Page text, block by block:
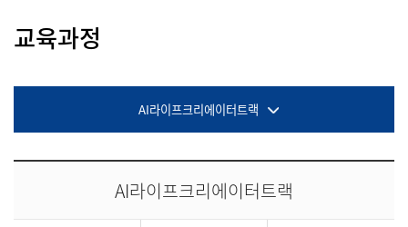
교육과정
AI라이프크리에이터트랙
AI라이프크리에이터트랙